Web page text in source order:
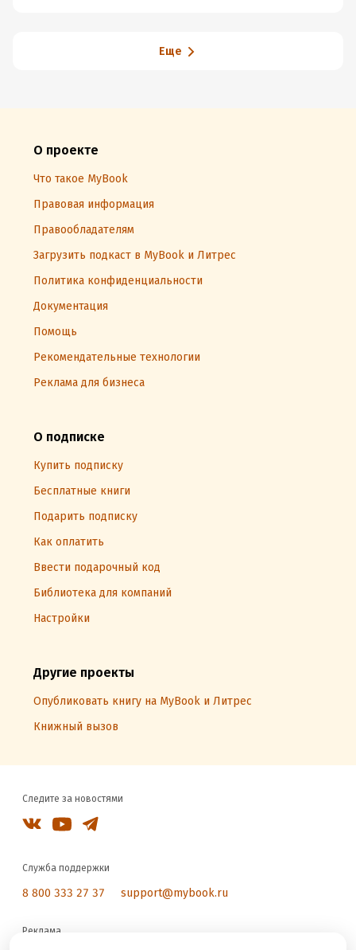
Еще
О проекте
Что такое MyBook
Правовая информация
Правообладателям
Загрузить подкаст в MyBook и Литрес
Политика конфиденциальности
Документация
Помощь
Рекомендательные технологии
Реклама для бизнеса
О подписке
Купить подписку
Бесплатные книги
Подарить подписку
Как оплатить
Ввести подарочный код
Библиотека для компаний
Настройки
Другие проекты
Опубликовать книгу на MyBook и Литрес
Книжный вызов
Следите за новостями
Служба поддержки
8 800 333 27 37 support@mybook.ru
Реклама